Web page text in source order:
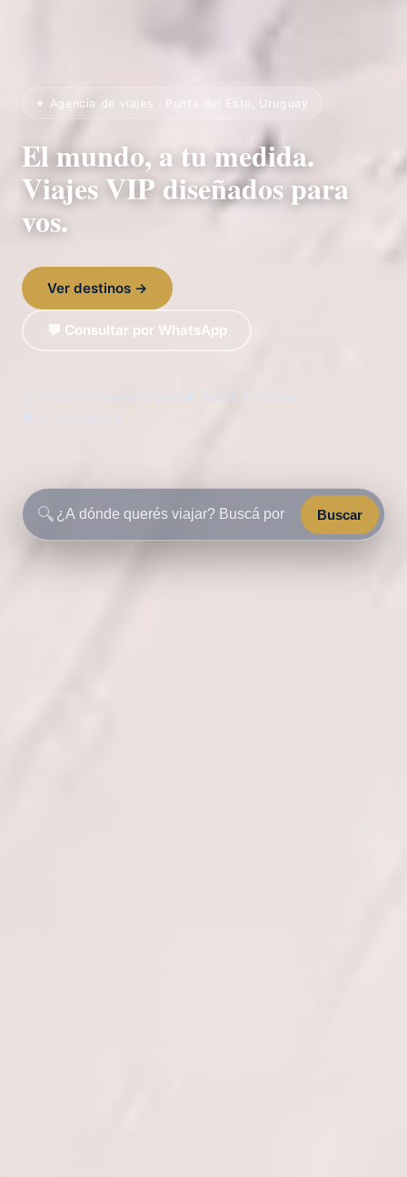
✦ Agencia de viajes · Punta del Este, Uruguay
El mundo, a tu medida.
Viajes VIP diseñados para
vos.
Ver destinos →
💬 Consultar por WhatsApp
🧳 Viajes a medida
🔍 Buscar